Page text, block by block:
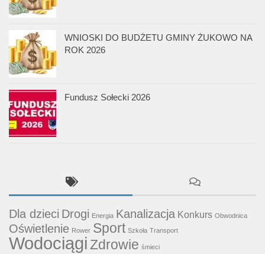
WNIOSKI DO BUDŻETU GMINY ŻUKOWO NA
ROK 2026
Fundusz Sołecki 2026
Dla dzieci Drogi Energia Kanalizacja Konkurs Obwodnica
Oświetlenie Rower Sport Szkoła Transport
WodociągiZdrowie śmieci